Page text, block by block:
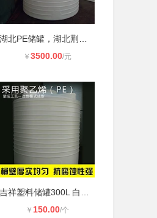
￥ 3500.00/元
￥ 150.00/个